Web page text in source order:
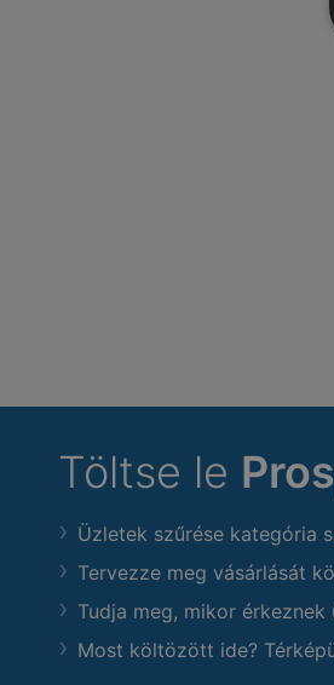
Töltse le
Üzletek szűrése kategória
Tervezze meg vásárlását
Tudja meg, mikor
Most költözött ide?